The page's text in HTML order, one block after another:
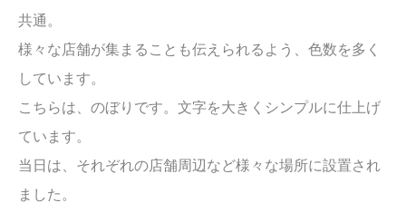
共通。
様々な店舗が集まることも伝えられるよう、色数を多く
しています。
こちらは、のぼりです。文字を大きくシンプルに仕上げ
ています。
当日は、それぞれの店舗周辺など様々な場所に設置され
ました。